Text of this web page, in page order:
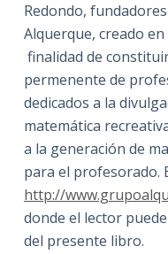
Redondo,
Alquerque, creado en
finalidad de
permenente de
dedicados a la
matemática
a la generación de
para el profesorado.
http://
donde el lector
del presente libro.